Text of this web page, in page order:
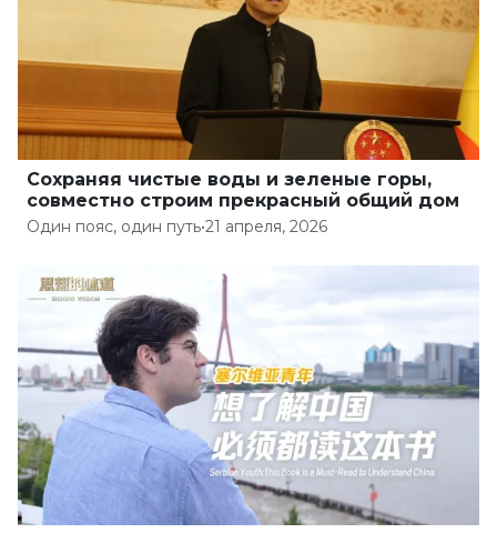
Сохраняя чистые воды и зеленые горы,
совместно строим прекрасный общий дом
Один пояс, один путь•21 апреля, 2026